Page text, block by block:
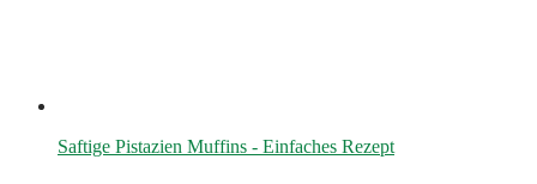
Saftige Pistazien Muffins - Einfaches Rezept